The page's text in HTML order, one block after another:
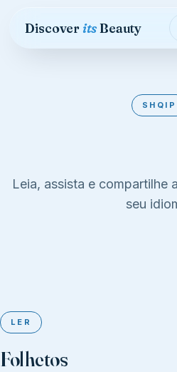
Discover itsBeauty
SHQIP
Leia, assista e compartilhe
seu
LER
Folhetos